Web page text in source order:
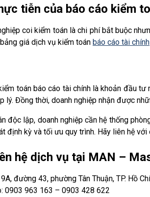
tiễn của báo cáo kiểm
coi kiểm toán là chi phí bắt buộc
giá dịch vụ kiểm toán báo cáo tài chính
toán báo cáo tài chính là khoản đầu
lý. Đồng thời, doanh nghiệp nhận được
độc lập, doanh nghiệp cần hệ thống
định kỳ và tối ưu quy trình. Hãy liên hệ
hệ dịch vụ tại MAN –
đường 43, phường Tân Thuận, TP. Hồ
0903 963 163 – 0903 428 622